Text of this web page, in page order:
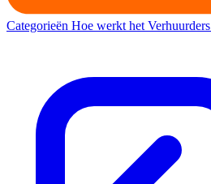
Categorieën Hoe werkt het Verhuurders